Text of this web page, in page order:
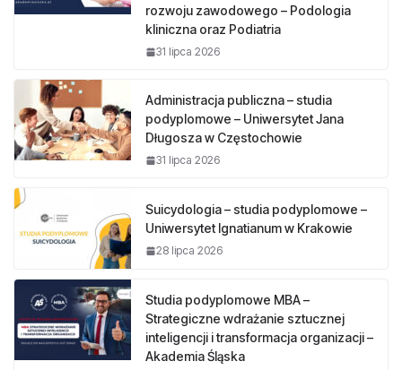
rozwoju zawodowego – Podologia
kliniczna oraz Podiatria
31 lipca 2026
Administracja publiczna – studia
podyplomowe – Uniwersytet Jana
Długosza w Częstochowie
31 lipca 2026
Suicydologia – studia podyplomowe –
Uniwersytet Ignatianum w Krakowie
28 lipca 2026
Studia podyplomowe MBA –
Strategiczne wdrażanie sztucznej
inteligencji i transformacja organizacji –
Akademia Śląska